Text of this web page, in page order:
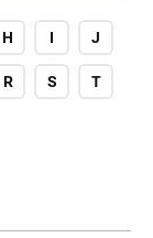
H I J
R S T